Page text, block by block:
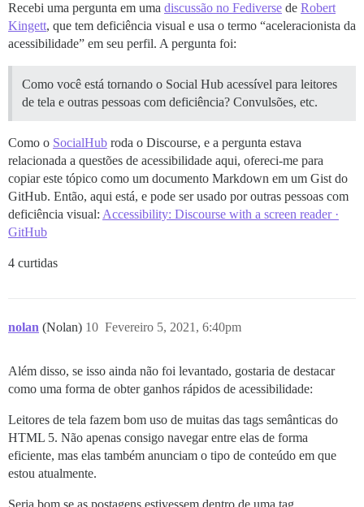
Recebi uma pergunta em uma discussão no Fediverse de Robert
Kingett, que tem deficiência visual e usa o termo “aceleracionista da
acessibilidade” em seu perfil. A pergunta foi:
Como você está tornando o Social Hub acessível para leitores
de tela e outras pessoas com deficiência? Convulsões, etc.
Como o SocialHub roda o Discourse, e a pergunta estava
relacionada a questões de acessibilidade aqui, ofereci-me para
copiar este tópico como um documento Markdown em um Gist do
GitHub. Então, aqui está, e pode ser usado por outras pessoas com
deficiência visual: Accessibility: Discourse with a screen reader ·
GitHub
4 curtidas
nolan (Nolan) Fevereiro 5, 2021, 6:40pm
10
Além disso, se isso ainda não foi levantado, gostaria de destacar
como uma forma de obter ganhos rápidos de acessibilidade:
Leitores de tela fazem bom uso de muitas das tags semânticas do
HTML 5. Não apenas consigo navegar entre elas de forma
eficiente, mas elas também anunciam o tipo de conteúdo em que
estou atualmente.